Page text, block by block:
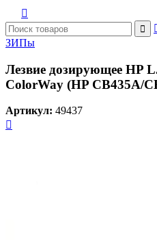


ЗИПы
Лезвие дозирующее HP
ColorWay (HP CB435A/
Артикул: 49437
